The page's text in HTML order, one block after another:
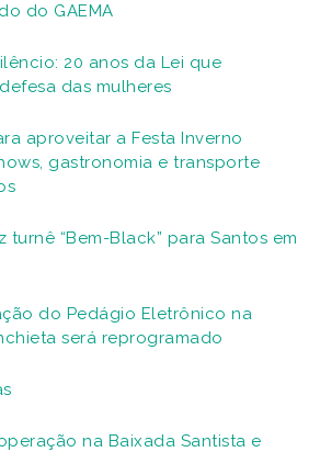
do GAEMA
20 anos da Lei que
das mulheres
aproveitar a Festa Inverno
gastronomia e transporte
turnê “Bem-Black” para Santos em
do Pedágio Eletrônico na
será reprogramado
na Baixada Santista e